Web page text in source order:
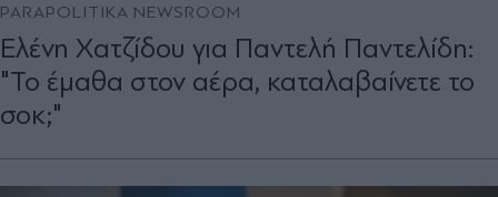
PARAPOLITIKA NEWSROOM
Ελένη Χατζίδου για Παντελή Παντελίδη:
"Το έμαθα στον αέρα, καταλαβαίνετε το
σοκ;"